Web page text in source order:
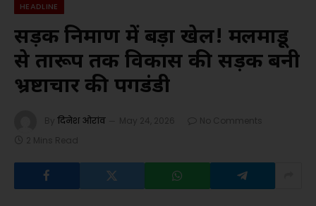
HEADLINE
सड़क निर्माण में बड़ा खेल! मलमाडू
से तारूप तक विकास की सड़क बनी
भ्रष्टाचार की पगडंडी
By दिनेश ओरांव May 24, 2026
No Comments
2 Mins Read